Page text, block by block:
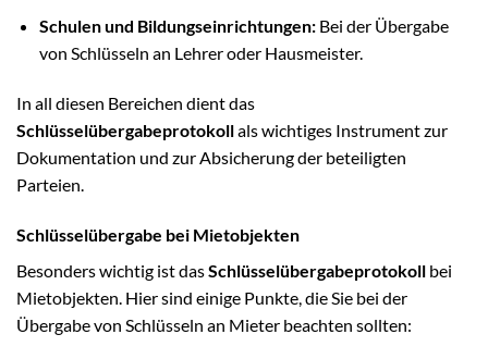
Schulen und Bildungseinrichtungen:Bei der Übergabe
von Schlüsseln an Lehrer oder Hausmeister.
In all diesen Bereichen dient das
Schlüsselübergabeprotokollals wichtiges Instrument zur
Dokumentation und zur Absicherung der beteiligten
Parteien.
Schlüsselübergabe bei Mietobjekten
Besonders wichtig ist dasSchlüsselübergabeprotokoll bei
Mietobjekten. Hier sind einige Punkte, die Sie bei der
Übergabe von Schlüsseln an Mieter beachten sollten: